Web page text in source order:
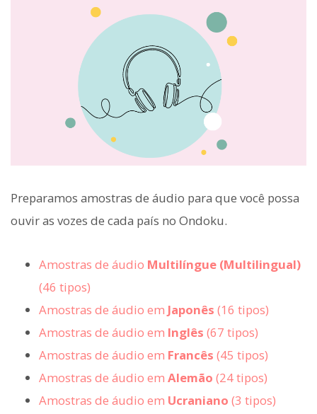
Preparamos amostras de áudio para que você possa
ouvir as vozes de cada país no Ondoku.
Amostras de áudio Multilíngue (Multilingual)
(46 tipos)
Amostras de áudio em Japonês (16 tipos)
Amostras de áudio em Inglês (67 tipos)
Amostras de áudio em Francês (45 tipos)
Amostras de áudio em Alemão (24 tipos)
Amostras de áudio em Ucraniano (3 tipos)